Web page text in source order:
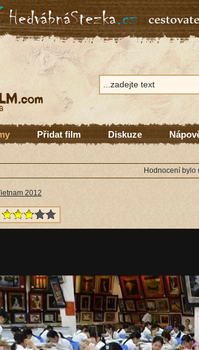
Přidat film Diskuze
Hodnocení bylo
2012